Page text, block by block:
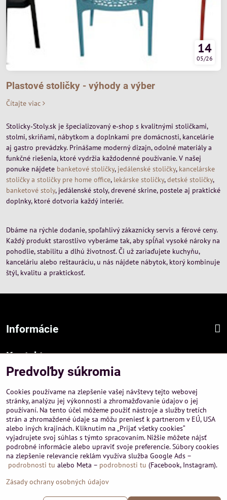
14
05/26
Plastové stoličky - výhody a výber
Čítajte viac
Stolicky‑Stoly.sk je špecializovaný e‑shop s kvalitnými stoličkami,
stolmi, skriňami, nábytkom a doplnkami pre domácnosti, kancelárie
aj gastro prevádzky. Prinášame moderný dizajn, odolné materiály a
funkčné riešenia, ktoré vydržia každodenné používanie. V našej
ponuke nájdete banketové stoličky, jedálenské stoličky, kancelárske
stoličky a stoličky pre home office, lekárske stoličky,detské stoličky,
banketové stoly, jedálenské stoly, drevené skrine, postele aj praktické
doplnky, ktoré dotvoria každý interiér.
Dbáme na rýchle dodanie, spoľahlivý zákaznícky servis a férové ceny.
Každý produkt starostlivo vyberáme tak, aby spĺňal vysoké nároky na
pohodlie, stabilitu a dlhú životnosť. Či už zariaďujete kuchyňu,
kanceláriu alebo reštauráciu, u nás nájdete nábytok, ktorý kombinuje
štýl, kvalitu a praktickosť.
Informácie
Kontakt
Sídlo firmy :
Hurbanová 3807/21, 03601 Martin
Prevádzka a obchodné informácie :
A-PEMA, s.r.o.
Severná 14, 03601 Martin
+421 911 532545
+421 903 807209
©2026Copyright
Predvoľby súkromia
Cookies používame na zlepšenie vašej návštevy tejto webovej
stránky, analýzu jej výkonnosti a zhromažďovanie údajov o jej
používaní. Na tento účel môžeme použiť nástroje a služby tretích
strán a zhromaždené údaje sa môžu preniesť k partnerom v EÚ, USA
alebo iných krajinách. Kliknutím na „Prijať všetky cookies“
vyjadrujete svoj súhlas s týmto spracovaním. Nižšie môžete nájsť
podrobné informácie alebo upraviť svoje preferencie. Súbory cookies
na zlepšenie relevancie reklám využíva služba Google Ads –
podrobnosti tu alebo Meta – podrobnosti tu (Facebook, Instagram).
Zásady ochrany osobných údajov